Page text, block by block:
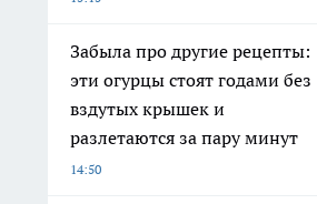
Забыла про другие рецепты:
эти огурцы стоят годами без
вздутых крышек и
разлетаются за пару минут
14:50